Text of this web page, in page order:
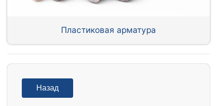
Пластиковая арматура
Назад